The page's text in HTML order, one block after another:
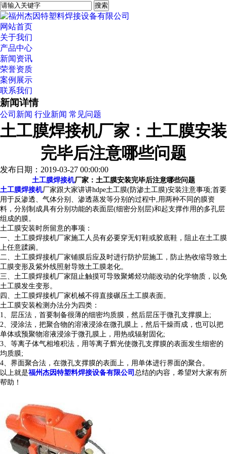
网站首页
关于我们
产品中心
新闻资讯
荣誉资质
案例展示
联系我们
新闻详情
公司新闻 行业新闻 常见问题
土工膜焊接机厂家：土工膜安装
完毕后注意哪些问题
发布日期：2019-03-27 00:00:00
土工膜焊接机厂家：土工膜安装完毕后注意哪些问题
土工膜焊接机厂家跟大家讲讲hdpe土工膜(防渗土工膜)安装注意事项;首要
用于反渗透、气体分别、渗透蒸发等分别的过程中,用两种不同的膜资
料，分别制成具有分别功能的表面层(细密分别层)和起支撑作用的多孔层
组成的膜。
土工膜安装时所留意的事项：
一、 土工膜焊接机厂家施工人员有必要穿无钉鞋或胶底鞋，阻止在土工膜
上任意蹂躏。
二、 土工膜焊接机厂家铺膜后应及时进行防护层施工，防止热收缩导致土
工膜变形及紫外线照射导致土工膜老化。
三、 土工膜焊接机厂家 阻止触摸可导致聚烯烃功能改动的化学物质，以免
土工膜发生变形。
四、 土工膜焊接机厂家机械不得直接碾压土工膜表面。
土工膜安装检测办法分为四类：
1、层压法，首要制备很薄的细密均质膜，然后层压于微孔支撑膜上;
2、浸涂法，把聚合物的溶液浸涂在微孔膜上，然后干燥而成，也可以把
单体或预聚物溶液浸涂于微孔膜上，用热或辐射固化;
3、等离子体气相堆积法，用等离子辉光使微孔支撑膜的表面发生细密的
均质膜;
4、界面聚合法，在微孔支撑膜的表面上，用单体进行界面的聚合。
以上就是福州杰因特塑料焊接设备有限公司 总结的内容，希望对大家有所
帮助！